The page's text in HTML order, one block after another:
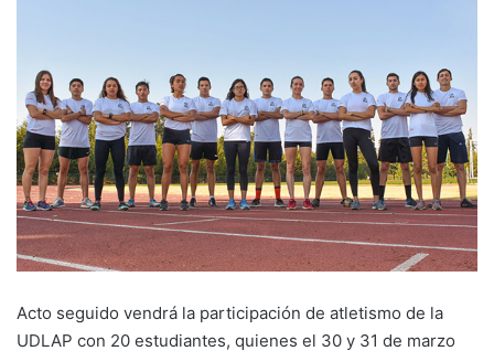
Acto seguido vendrá la participación de atletismo de la
UDLAP con 20 estudiantes, quienes el 30 y 31 de marzo